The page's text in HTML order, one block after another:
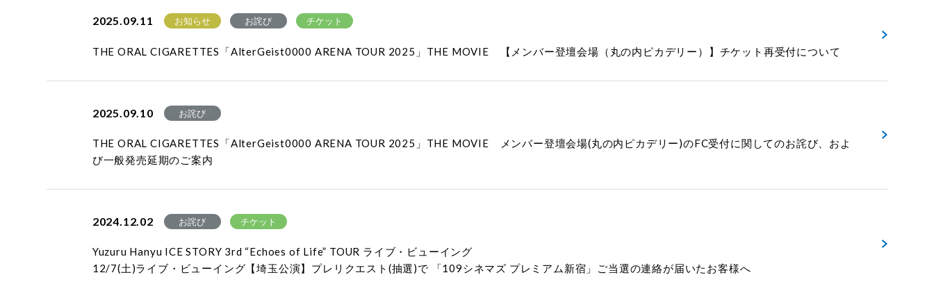
2025.09.11 お知らせ お詫び チケット
THE ORAL CIGARETTES「AlterGeist0000 ARENA TOUR 2025」THE MOVIE 【メンバー登壇会場（丸の内ピカデリー）】チケット再受付について
2025.09.10 お詫び
THE ORAL CIGARETTES「AlterGeist0000 ARENA TOUR 2025」THE MOVIE メンバー登壇会場(丸の内ピカデリー)のFC受付に関してのお詫び、およ
び一般発売延期のご案内
2024.12.02 お詫び チケット
Yuzuru Hanyu ICE STORY 3rd “Echoes of Life” TOUR ライブ・ビューイング
12/7(土)ライブ・ビューイング【埼玉公演】プレリクエスト(抽選)で 「109シネマズ プレミアム新宿」ご当選の連絡が届いたお客様へ